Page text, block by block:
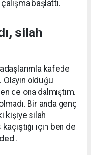
başlattı.
silah
kafede
olduğu
de ona dalmıştım.
Bir anda genç
kişiye silah
için ben de